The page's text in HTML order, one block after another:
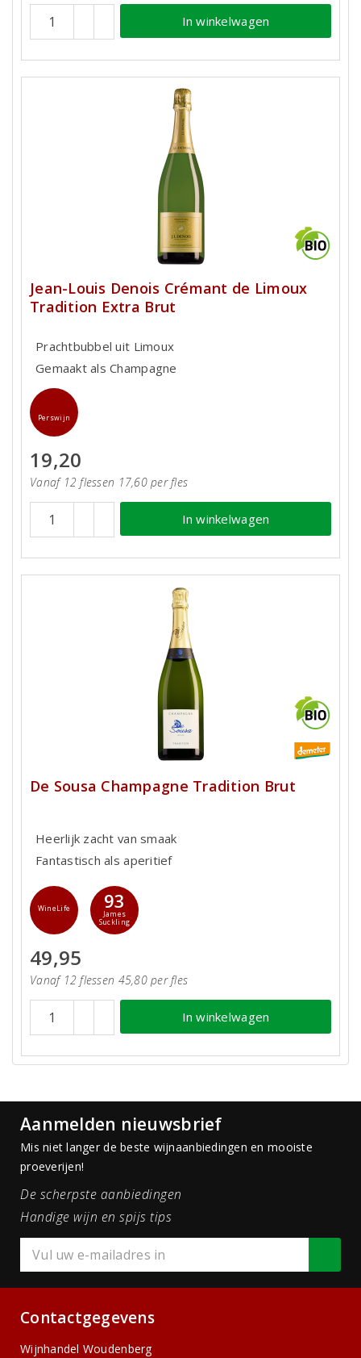
In winkelwagen
Jean-Louis Denois Crémant de Limoux
Tradition Extra Brut
Prachtbubbel uit Limoux
Gemaakt als Champagne
Perswijn
19,20
Vanaf 12 flessen 17,60 per fles
In winkelwagen
De Sousa Champagne Tradition Brut
Heerlijk zacht van smaak
Fantastisch als aperitief
WineLife 93
James
Suckling
49,95
Vanaf 12 flessen 45,80 per fles
In winkelwagen
Aanmelden nieuwsbrief
Mis niet langer de beste wijnaanbiedingen en mooiste
proeverijen!
De scherpste aanbiedingen
Handige wijn en spijs tips
Contactgegevens
Wijnhandel Woudenberg